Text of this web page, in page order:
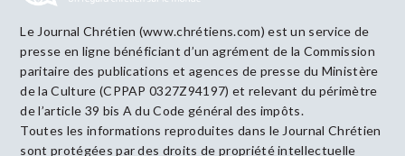
Le Journal Chrétien (www.chrétiens.com) est un service de
presse en ligne bénéficiant d’un agrément de la Commission
paritaire des publications et agences de presse du Ministère
de la Culture (CPPAP 0327Z94197) et relevant du périmètre
de l’article 39 bis A du Code général des impôts.
Toutes les informations reproduites dans le Journal Chrétien
sont protégées par des droits de propriété intellectuelle